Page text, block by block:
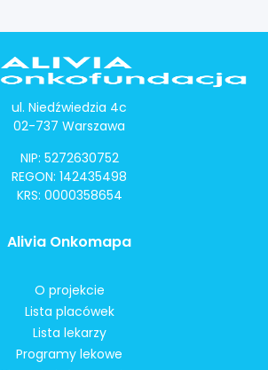
ul. Niedźwiedzia 4c
02-737 Warszawa
NIP: 5272630752
REGON: 142435498
KRS: 0000358654
Alivia Onkomapa
O projekcie
Lista placówek
Lista lekarzy
Programy lekowe